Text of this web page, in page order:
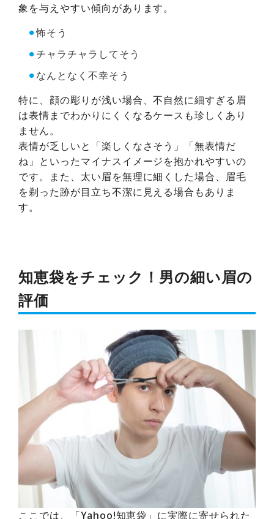
象を与えやすい傾向があります。
⚫︎怖そう
⚫︎チャラチャラしてそう
⚫︎なんとなく不幸そう
特に、顔の彫りが浅い場合、不自然に細すぎる眉
は表情までわかりにくくなるケースも珍しくあり
ません。
表情が乏しいと「楽しくなさそう」「無表情だ
ね」といったマイナスイメージを抱かれやすいの
です。また、太い眉を無理に細くした場合、眉毛
を剃った跡が目立ち不潔に見える場合もありま
す。
知恵袋をチェック！男の細い眉の
評価
ここでは、「Yahoo!知恵袋」に実際に寄せられた